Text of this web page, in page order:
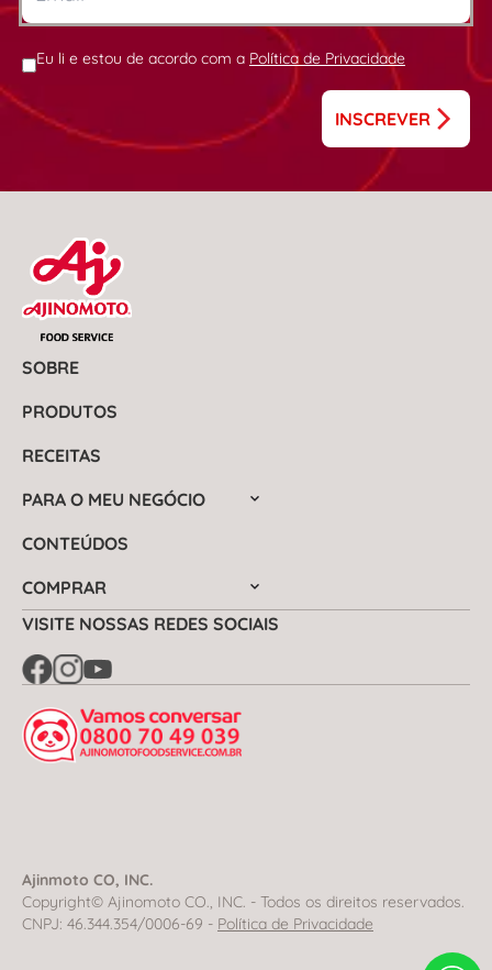
Eu li e estou de acordo com a Política de Privacidade
INSCREVER
SOBRE
PRODUTOS
RECEITAS
PARA O MEU NEGÓCIO
CONTEÚDOS
COMPRAR
VISITE NOSSAS REDES SOCIAIS
Ajinmoto CO, INC.
Copyright© Ajinomoto CO., INC. - Todos os direitos reservados.
CNPJ: 46.344.354/0006-69 - Política de Privacidade